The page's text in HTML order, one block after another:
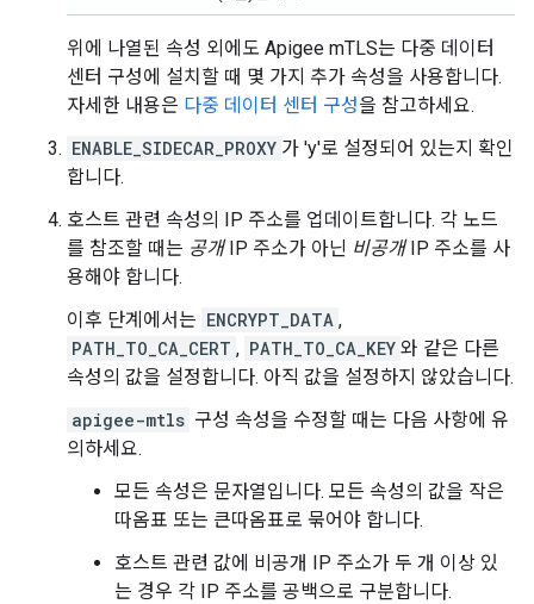
위에 나열된 속성 외에도 Apigee mTLS는 다중 데이터
센터 구성에 설치할 때 몇 가지 추가 속성을 사용합니다.
자세한 내용은 다중 데이터 센터 구성을 참고하세요.
ENABLE_SIDECAR_PROXY 가 'y'로 설정되어 있는지 확인
합니다.
호스트 관련 속성의 IP 주소를 업데이트합니다. 각 노드
를 참조할 때는 공개IP 주소가 아닌 비공개IP 주소를 사
용해야 합니다.
이후 단계에서는 ENCRYPT_DATA ,
PATH_TO_CA_CERT , PATH_TO_CA_KEY 와 같은 다른
속성의 값을 설정합니다. 아직 값을 설정하지 않았습니다.
apigee-mtls 구성 속성을 수정할 때는 다음 사항에 유
의하세요.
모든 속성은 문자열입니다. 모든 속성의 값을 작은
따옴표 또는 큰따옴표로 묶어야 합니다.
호스트 관련 값에 비공개 IP 주소가 두 개 이상 있
는 경우 각 IP 주소를 공백으로 구분합니다.